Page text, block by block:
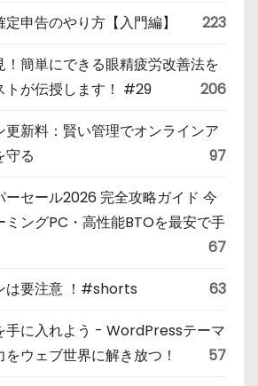
申告のやり方【入門編】 223
！簡単にできる眼精疲労改善法を
トが伝授します！ #29
206
更新料：賢い管理でオンラインア
守る
97
ーセール2026 完全攻略ガイド 今
ミングPC・高性能BTOを最安で手
67
は要注意 ！#shorts 63
手に入れよう - WordPressテーマ
をウェブ世界に解き放つ！
57